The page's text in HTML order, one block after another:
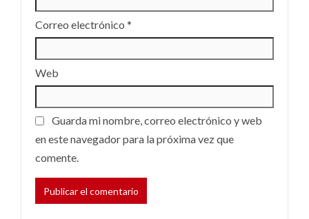
Correo electrónico *
Web
Guarda mi nombre, correo electrónico y web
en este navegador para la próxima vez que
comente.